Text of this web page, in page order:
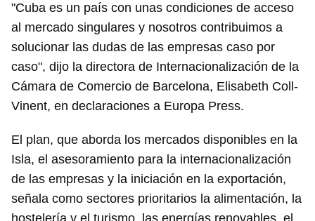
"Cuba es un país con unas condiciones de acceso
al mercado singulares y nosotros contribuimos a
solucionar las dudas de las empresas caso por
caso", dijo la directora de Internacionalización de la
Cámara de Comercio de Barcelona, Elisabeth Coll-
Vinent, en declaraciones a Europa Press.
El plan, que aborda los mercados disponibles en la
Isla, el asesoramiento para la internacionalización
de las empresas y la iniciación en la exportación,
señala como sectores prioritarios la alimentación, la
hostelería y el turismo, las energías renovables, el